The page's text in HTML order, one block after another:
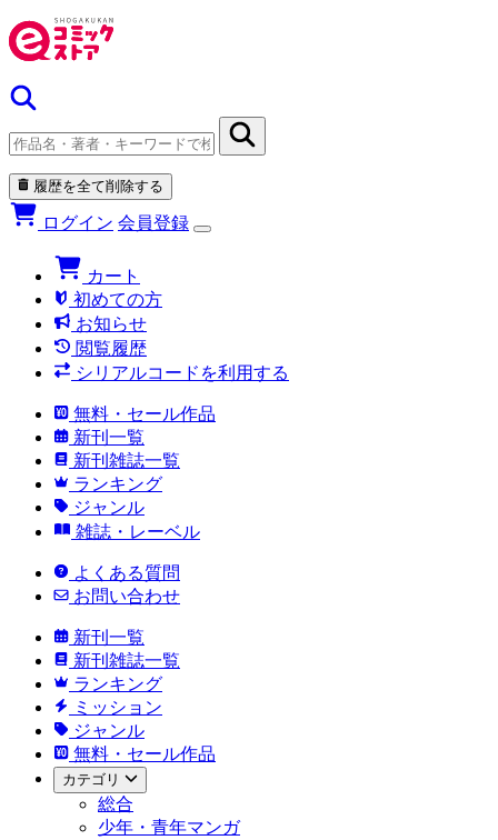
履歴を全て削除する
ログイン 会員登録
カート
初めての方
お知らせ
閲覧履歴
シリアルコードを利用する
無料・セール作品
新刊一覧
新刊雑誌一覧
ランキング
ジャンル
雑誌・レーベル
よくある質問
お問い合わせ
新刊一覧
新刊雑誌一覧
ランキング
ミッション
ジャンル
無料・セール作品
カテゴリ
総合
少年・青年マンガ